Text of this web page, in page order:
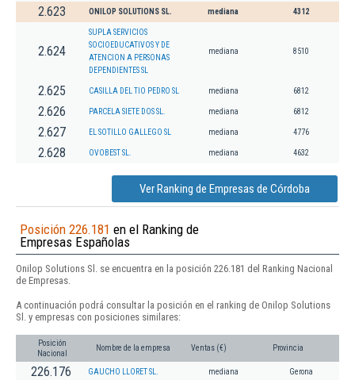
2.623 ONILOP SOLUTIONS SL. mediana 4312
2.624
SUPLA SERVICIOS
SOCIOEDUCATIVOS Y DE
ATENCION A PERSONAS
DEPENDIENTES SL
mediana 8510
2.625 CASILLA DEL TIO PEDRO SL mediana 6812
2.626 PARCELA SIETE DOS SL. mediana 6812
2.627 EL SOTILLO GALLEGO SL mediana 4776
2.628 OVOBEST SL. mediana 4632
Ver Ranking de Empresas de Córdoba
Posición 226.181 en el Ranking de
Empresas Españolas
Onilop Solutions Sl. se encuentra en la posición 226.181 del Ranking Nacional
de Empresas.
A continuación podrá consultar la posición en el ranking de Onilop Solutions
Sl. y empresas con posiciones similares:
Posición
Nacional
Nombre de la empresa Ventas (€) Provincia
226.176 GAUCHO LLORET SL. mediana Gerona